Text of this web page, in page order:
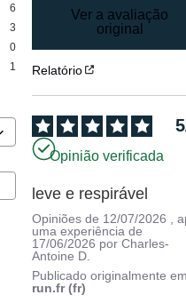
6
3
0
1
Ver a avaliação
original
Relatório
5
Opinião verificada
leve e respirável
Opiniões de 12/07/2026
,
uma experiência de
17/06/2026 porCharles-
Antoine D.
Publicado originalmente
run.fr (fr)